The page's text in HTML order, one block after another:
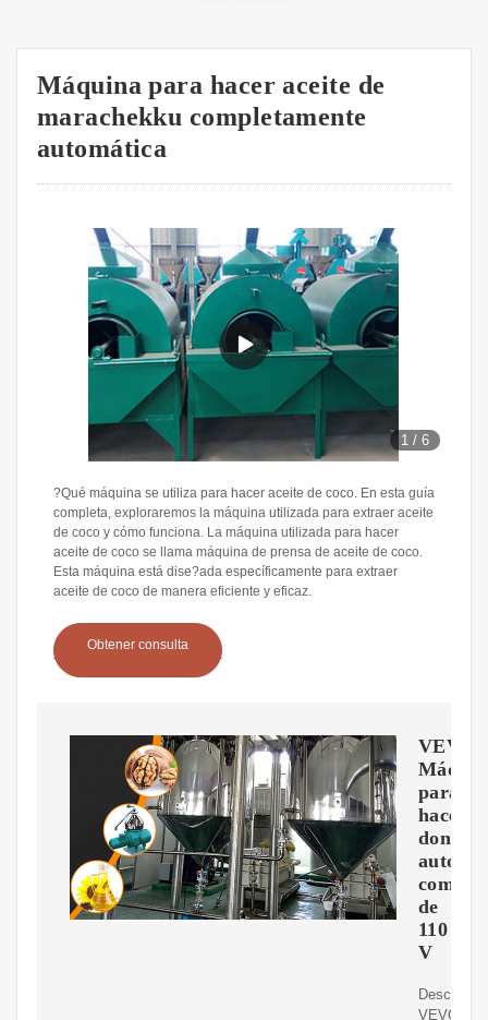
Máquina para hacer aceite de
marachekku completamente
automática
1 /6
?Qué máquina se utiliza para hacer aceite de coco. En esta guía
completa, exploraremos la máquina utilizada para extraer aceite
de coco y cómo funciona. La máquina utilizada para hacer
aceite de coco se llama máquina de prensa de aceite de coco.
Esta máquina está dise?ada específicamente para extraer
aceite de coco de manera eficiente y eficaz.
Obtener consulta
para
hacer
donas
de
110
V
Descubra
VEVOR